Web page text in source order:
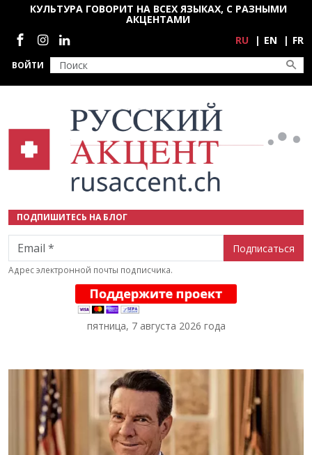
Перейти к основному содержанию
ВОЙТИ
КУЛЬТУРА ГОВОРИТ НА ВСЕХ ЯЗЫКАХ, С РАЗНЫМИ
АКЦЕНТАМИ
Социальные сети
RU EN FR
ПОДПИШИТЕСЬ НА БЛОГ
Email
Адрес электронной почты подписчика.
пятница, 7 августа 2026 года